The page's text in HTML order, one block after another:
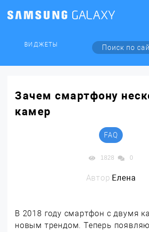
ВИДЖЕТЫ
Зачем смартфону
камер
FAQ
1828 0
Автор:Елена
В 2018 году смартфон с двумя
новым трендом. Теперь